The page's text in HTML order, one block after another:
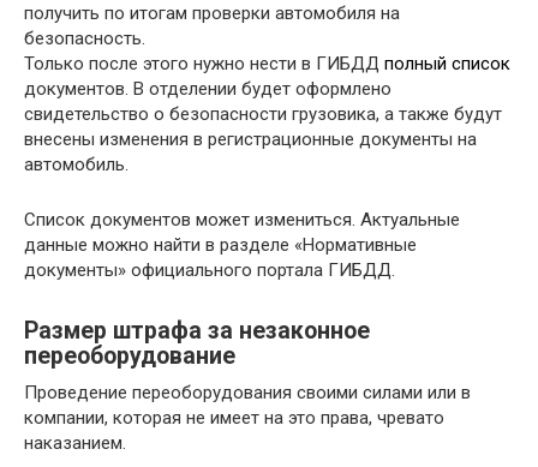
получить по итогам проверки автомобиля на
безопасность.
Только после этого нужно нести в ГИБДД полный список
документов. В отделении будет оформлено
свидетельство о безопасности грузовика, а также будут
внесены изменения в регистрационные документы на
автомобиль.
Список документов может измениться. Актуальные
данные можно найти в разделе «Нормативные
документы» официального портала ГИБДД.
Размер штрафа за незаконное
переоборудование
Проведение переоборудования своими силами или в
компании, которая не имеет на это права, чревато
наказанием.